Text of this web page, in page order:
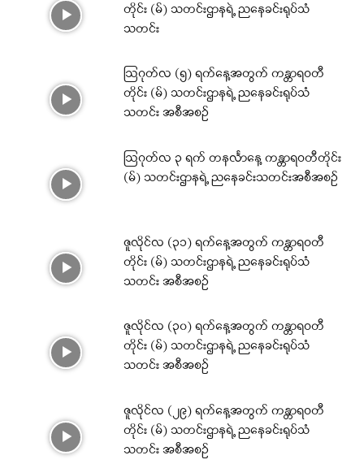
တိုင်း (မ်) သတင်းဌာနရဲ့ ညနေခင်းရုပ်သံ
သတင်း
ဩဂုတ်လ (၅) ရက်နေ့အတွက် ကန္တာရဝတီ
တိုင်း (မ်) သတင်းဌာနရဲ့ ညနေခင်းရုပ်သံ
သတင်း အစီအစဉ်
ဩဂုတ်လ ၃ ရက် တနင်္လာနေ့ ကန္တာရဝတီတိုင်း
(မ်) သတင်းဌာနရဲ့ ညနေခင်းသတင်းအစီအစဉ်
ဇူလိုင်လ (၃၁) ရက်နေ့အတွက် ကန္တာရဝတီ
တိုင်း (မ်) သတင်းဌာနရဲ့ ညနေခင်းရုပ်သံ
သတင်း အစီအစဉ်
ဇူလိုင်လ (၃၀) ရက်နေ့အတွက် ကန္တာရဝတီ
တိုင်း (မ်) သတင်းဌာနရဲ့ ညနေခင်းရုပ်သံ
သတင်း အစီအစဉ်
ဇူလိုင်လ (၂၉) ရက်နေ့အတွက် ကန္တာရဝတီ
တိုင်း (မ်) သတင်းဌာနရဲ့ ညနေခင်းရုပ်သံ
သတင်း အစီအစဉ်